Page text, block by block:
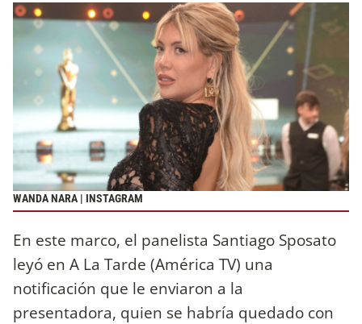
WANDA NARA | INSTAGRAM
En este marco, el panelista Santiago Sposato
leyó en A La Tarde (América TV) una
notificación que le enviaron a la
presentadora, quien se habría quedado con